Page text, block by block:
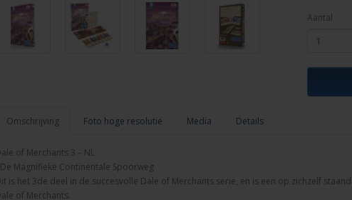
Aantal
Omschrijving Foto hoge resolutie Media Details
of Merchants 3 – NL
Magnifieke Continentale Spoorweg
is het 3de deel in de succesvolle Dale of Merchants serie, en is een op zichzelf
of Merchants.